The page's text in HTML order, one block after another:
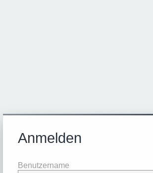
Anmelden
Benutzername